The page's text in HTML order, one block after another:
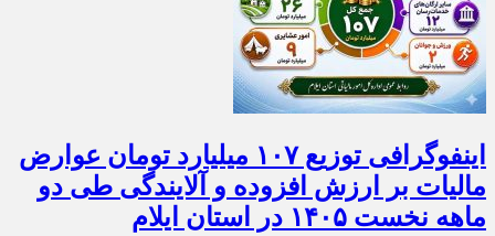
اینفوگرافی توزیع ۱۰۷ میلیارد تومان عوارض
مالیات بر ارزش افزوده و آلایندگی طی دو
ماهه نخست ۱۴۰۵ در استان ایلام